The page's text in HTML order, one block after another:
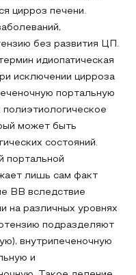
цирроз печени.
без развития ЦП.
идиопатическая
исключении цирроза
портальную
может быть
состояний.
портальной
лишь сам факт
ВВ вследствие
на различных уровнях
подразделяют
внутрипеченочную
и